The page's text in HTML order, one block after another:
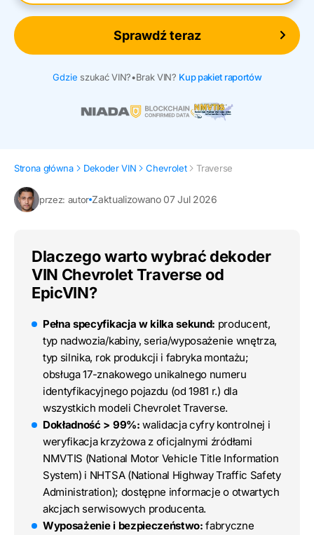
Sprawdź teraz
Gdzie szukać VIN?•Brak VIN? Kup pakiet raportów
Strona główna Dekoder VIN Chevrolet Traverse
przez: autor Zaktualizowano 07 Jul 2026
Dlaczego warto wybrać dekoder
VIN Chevrolet Traverse od
EpicVIN?
Pełna specyfikacja w kilka sekund: producent,
typ nadwozia/kabiny, seria/wyposażenie wnętrza,
typ silnika, rok produkcji i fabryka montażu;
obsługa 17-znakowego unikalnego numeru
identyfikacyjnego pojazdu (od 1981 r.) dla
wszystkich modeli Chevrolet Traverse.
Dokładność > 99%: walidacja cyfry kontrolnej i
weryfikacja krzyżowa z oficjalnymi źródłami
NMVTIS (National Motor Vehicle Title Information
System) i NHTSA (National Highway Traffic Safety
Administration); dostępne informacje o otwartych
akcjach serwisowych producenta.
Wyposażenie i bezpieczeństwo: fabryczne